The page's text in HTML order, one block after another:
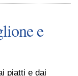
e
piatti e dai